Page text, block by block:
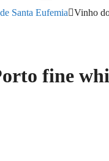
Santa Eufemia Vinho
fine